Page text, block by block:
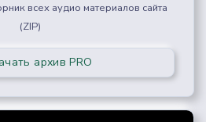
всех аудио материалов сайта
(ZIP)
архив PRO